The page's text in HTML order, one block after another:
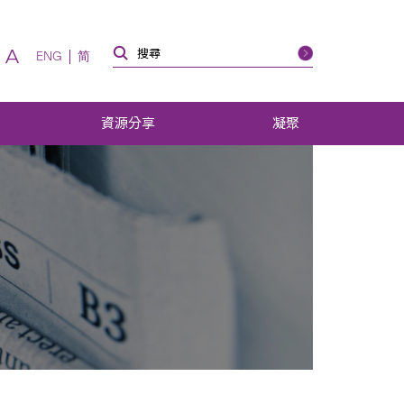
A ENG 简
資源分享 凝聚